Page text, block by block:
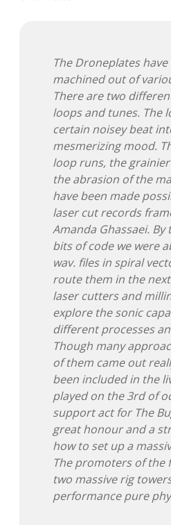
The Droneplates
machined out of
There are two
loops and tunes. The
certain noisey beat
mesmerizing mood.
loop runs, the
the abrasion of the
have been made
laser cut records
Amanda Ghassaei.
bits of code we were
wav. files in spiral
route them in the
laser cutters and
explore the sonic
different processes
Though many
of them came out
been included in the
played on the 3rd of
support act for The
great honour and a
how to set up a
The promoters of the
two massive rig
performance pure